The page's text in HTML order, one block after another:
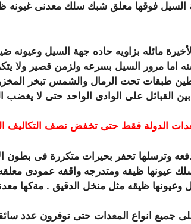
السيل فوقها معلق شبك سلك معدنى غيونه
مائله بزاويه حاده جهة السيل وعيونه
اما مرور السيل بسرعه ولزمن قصير ولا
طبقات تحت الرمال والشمس تبخر
القبائل على الوادى الواحد حتى لا يغضب
الدولة فقط حتى تخفض نصف التكاليف
وترسلها تحفر بحيرات متكررة فى بطون
سلك عيونها ظيقه ومتدرجه واقفه عمودى
وعيونها ظيقه مثل منخل الدقيق . مةكها
جميع انواع المعدات حتى توفرون عدد